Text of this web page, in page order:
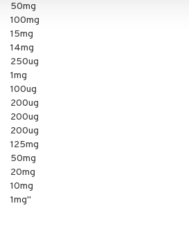
50mg
100mg
15mg
14mg
250ug
1mg
100ug
200ug
200ug
200ug
125mg
50mg
20mg
10mg
1mg"